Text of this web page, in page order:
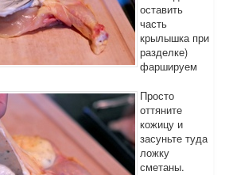
оставить
часть
крылышка при
разделке)
фаршируем
Просто
оттяните
кожицу и
засуньте туда
ложку
сметаны.